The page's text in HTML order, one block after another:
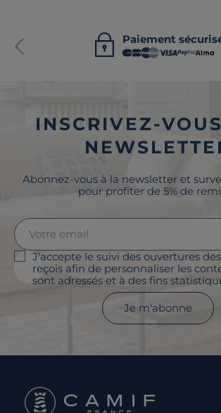
Paiement
INSCRIVEZ-
Abonnez-vous à la newsletter et
pour profiter de 5% de
J'accepte le suivi des ouvertures
reçois afin de personnaliser les
sont adressés et à des fins
Je m'abonne